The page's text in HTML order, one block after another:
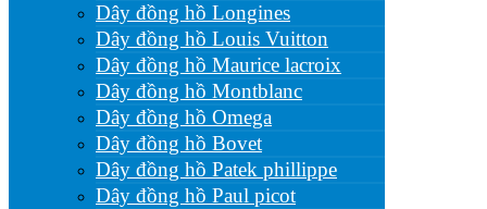
Dây đồng hồ Longines
Dây đồng hồ Louis Vuitton
Dây đồng hồ Maurice lacroix
Dây đồng hồ Montblanc
Dây đồng hồ Omega
Dây đồng hồ Bovet
Dây đồng hồ Patek phillippe
Dây đồng hồ Paul picot